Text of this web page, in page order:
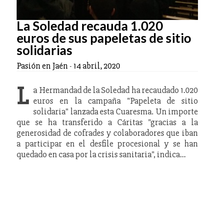
La Soledad recauda 1.020
euros de sus papeletas de sitio
solidarias
Pasión en Jaén - 14 abril, 2020
L a Hermandad de la Soledad ha recaudado 1.020
euros en la campaña "Papeleta de sitio
solidaria" lanzada esta Cuaresma. Un importe
que se ha transferido a Cáritas "gracias a la
generosidad de cofrades y colaboradores que iban
a participar en el desfile procesional y se han
quedado en casa por la crisis sanitaria", indica…